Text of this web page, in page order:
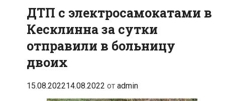
ДТП с электросамокатами в
Кесклинна за сутки
отправили в больницу
двоих
15.08.202214.08.2022 от admin